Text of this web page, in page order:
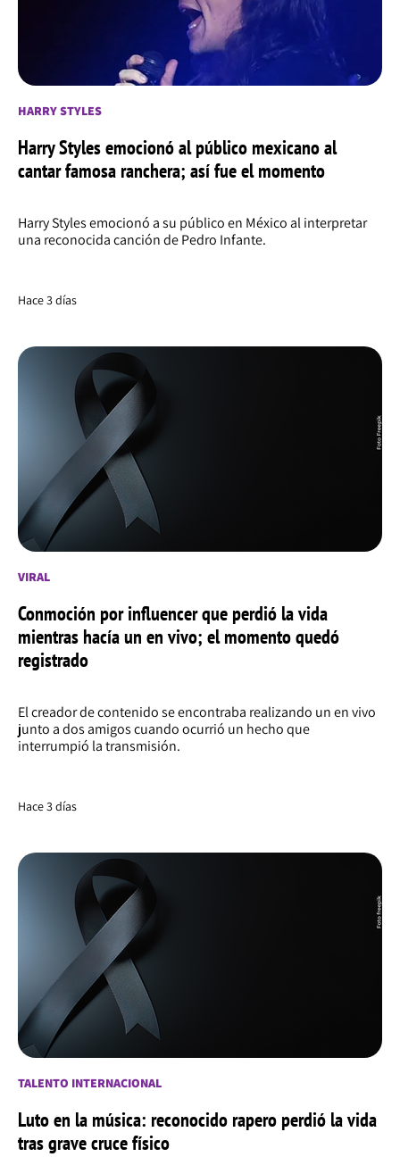
HARRY STYLES
Harry Styles emocionó al público mexicano al
cantar famosa ranchera; así fue el momento
Harry Styles emocionó a su público en México al interpretar
una reconocida canción de Pedro Infante.
Hace 3 días
VIRAL
Conmoción por influencer que perdió la vida
mientras hacía un en vivo; el momento quedó
registrado
El creador de contenido se encontraba realizando un en vivo
junto a dos amigos cuando ocurrió un hecho que
interrumpió la transmisión.
Hace 3 días
TALENTO INTERNACIONAL
Luto en la música: reconocido rapero perdió la vida
tras grave cruce físico